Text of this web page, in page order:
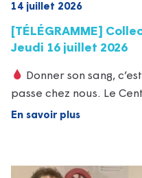
14 juillet 2026
[TÉLÉGRAMME]
Jeudi 16 juillet 2026
Donner son sang,
passe chez nous. Le
En savoir plus